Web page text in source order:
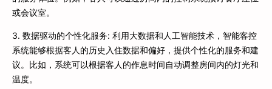
或会议室。
3. 数据驱动的个性化服务: 利用大数据和人工智能技术，智能客控
系统能够根据客人的历史入住数据和偏好，提供个性化的服务和建
议。比如，系统可以根据客人的作息时间自动调整房间内的灯光和
温度。